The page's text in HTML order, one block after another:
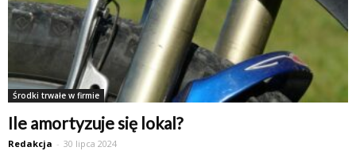
Środki trwałe w firmie
Ile amortyzuje się lokal?
Redakcja - 30 lipca 2024